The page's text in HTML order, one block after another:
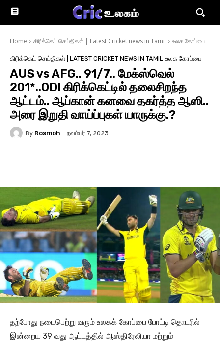
Home கிரிக்கெட் செய்திகள் | Latest Cricket news in Tamil உலக கோப்பை
கிரிக்கெட் செய்திகள் | LATEST CRICKET NEWS IN TAMIL உலக கோப்பை
AUS vs AFG.. 91/7.. மேக்ஸ்வெல்
201*..ODI கிரிக்கெட்டில் தலைசிறந்த
ஆட்டம்.. ஆப்கான் கனவை தகர்த்த ஆஸி..
அரை இறுதி வாய்ப்புகள் யாருக்கு.?
By Rosmoh நவம்பர் 7, 2023
தற்போது நடைபெற்று வரும் உலகக் கோப்பை போட்டி தொடரில்
இன்றைய 39 வது ஆட்டத்தில் ஆஸ்திரேலியா மற்றும்